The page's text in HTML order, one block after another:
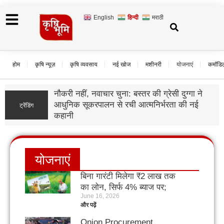
English हिन्दी मराठी
होम कृषि न्यूज़ कृषि व्यवसाय नई खोज मशीनरी योजनाएं
ट्रेंडिंग
नौकरी नहीं, नवाचार चुना: बस्तर की ग्रेसी दुग्गा ने
आधुनिक सूकरपालन से रची आत्मनिर्भरता की नई
कहानी
योजनाएं
बिना गारंटी मिलेगा ₹2 लाख तक
का लोन, सिर्फ 4% ब्याज पर;
जानिए KCC बनवाने का पूरा
प्रोसेस
June 16, 2026
और पढ़ें
Onion Procurement